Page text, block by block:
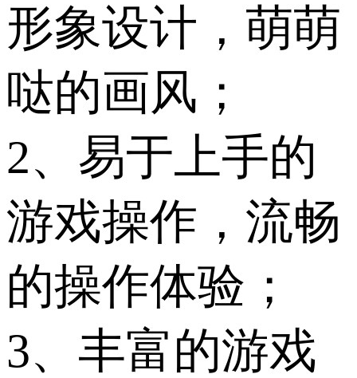
形象设计，萌萌
哒的画风；
2、易于上手的
游戏操作，流畅
的操作体验；
3、丰富的游戏